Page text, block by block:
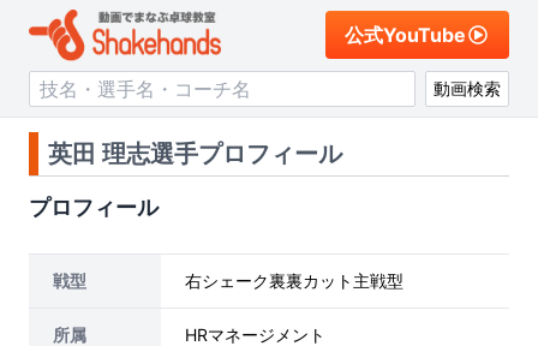
公式YouTube
動画検索
英田 理志選手プロフィール
プロフィール
戦型 右シェーク裏裏カット主戦型
所属 HRマネージメント